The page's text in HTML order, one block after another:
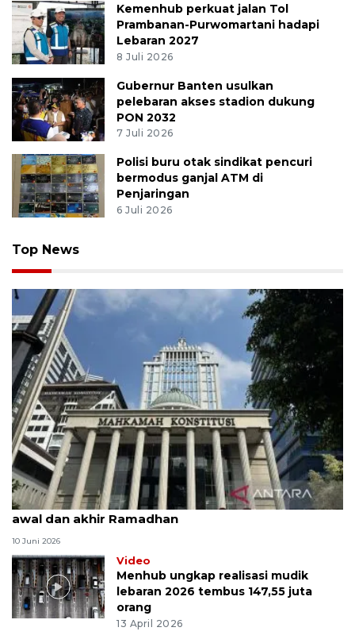
Kemenhub perkuat jalan Tol
Prambanan-Purwomartani hadapi
Lebaran 2027
8 Juli 2026
Gubernur Banten usulkan
pelebaran akses stadion dukung
PON 2032
7 Juli 2026
Polisi buru otak sindikat pencuri
bermodus ganjal ATM di
Penjaringan
6 Juli 2026
Top News
MK uji materi UU Peradilan Agama perihal isbat
awal dan akhir Ramadhan
10 Juni 2026
Video
Menhub ungkap realisasi mudik
lebaran 2026 tembus 147,55 juta
orang
13 April 2026